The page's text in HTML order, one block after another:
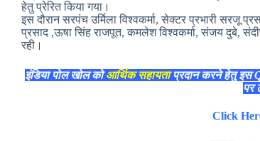
हेतु प्रेरित किया गया।
इस दौरान सरपंच उर्मिला विश्वकर्मा, सेक्टर प्रभारी सरजू
प्रसाद ,ऊषा सिंह राजपूत, कमलेश विश्वकर्मा, संजय दुबे,
रही।
इंडिया पोल खोल कोआर्थिक सहायताप्रदान करने हेतु इस
पर
Click